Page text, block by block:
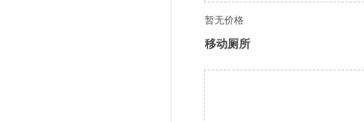
暂无价格
移动厕所